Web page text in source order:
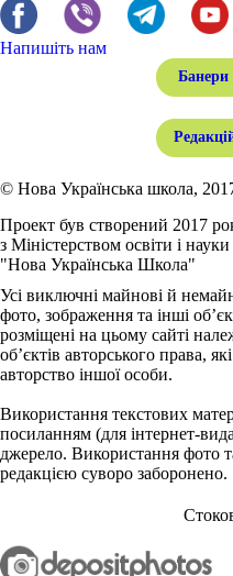
Напишіть нам
© Нова Українська школа,
Проект був створений 2017
з Міністерством освіти і
"Нова Українська Школа"
Усі виключні майнові й
фото, зображення та інші
розміщені на цьому сайті
об’єктів авторського права,
авторство іншої особи.
Використання текстових
посиланням (для інтернет-
джерело. Використання фото
редакцією суворо заборонено.